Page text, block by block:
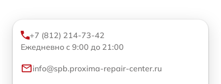
+7 (812) 214-73-42
Ежедневно с 9:00 до 21:00
info@spb.proxima-repair-center.ru